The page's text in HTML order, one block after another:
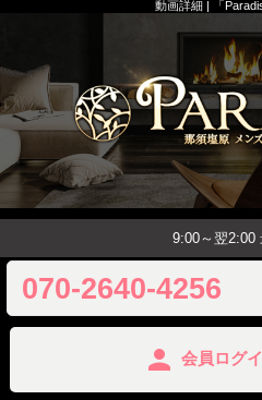
動画詳細 | 「
9:00～翌2:00
070-2640-4256
person 会員ログ